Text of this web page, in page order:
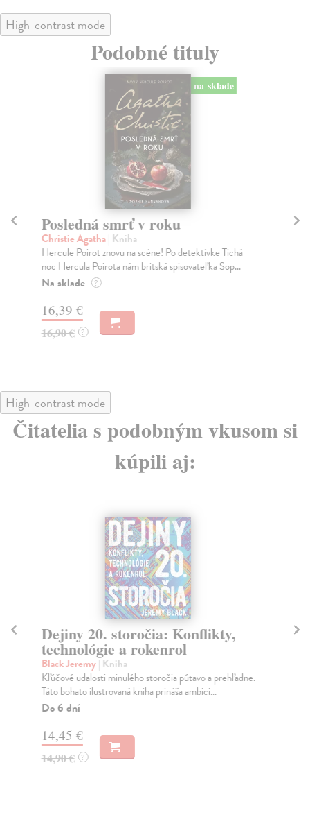
High-contrast mode
Podobné tituly
na sklade
Posledná smrť v roku
Christie Agatha| Kniha
Hercule Poirot znovu na scéne! Po detektívke Tichá
noc Hercula Poirota nám britská spisovateľka Sop...
Na sklade ?
16,39 €
16,90 € ?
High-contrast mode
Čitatelia s podobným vkusom si
kúpili aj:
Dejiny 20. storočia: Konflikty,
technológie a rokenrol
Black Jeremy| Kniha
Kľúčové udalosti minulého storočia pútavo a prehľadne.
Táto bohato ilustrovaná kniha prináša ambici...
Do 6 dní
14,45 €
14,90 € ?